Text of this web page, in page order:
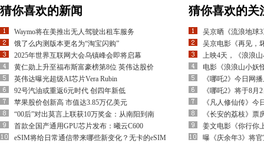
猜你喜欢的新闻
Waymo将在美推出无人驾驶出租车服务
饿了么内测版本更名为“淘宝闪购”
2025年世界互联网大会乌镇峰会即将启幕
黄仁勋上升至福布斯富豪榜第8位 英伟达股价
英伟达曝光超级AI芯片Vera Rubin
92号汽油或重返6元时代 创四年新低
苹果股价创新高 市值达3.85万亿美元
“00后”对出莫言上联获10万奖金：从南阳到南
首款全国产通用GPU芯片发布：曦云C600
eSIM将给日常通信带来哪些新变化？无卡的eSIM
猜你喜欢的关
吴京晒《流浪地球
吴京电影《再见，
上映4天，《浪浪
电影《浪浪山小妖
《哪吒2》今日网
《哪吒2》将于8月
《凡人修仙传》今
《长安的荔枝》票
姜文电影《你行你
曝《庆余年3》将